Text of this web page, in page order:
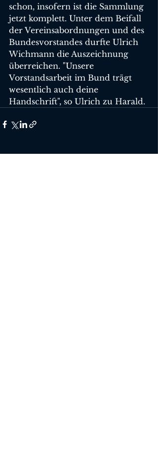
schon, insofern ist die Sammlung
jetzt komplett. Unter dem Beifall
der Vereinsabordnungen und des
Bundesvorstandes durfte Ulrich
Wichmann die Auszeichnung
überreichen. "Unsere
Vorstandsarbeit im Bund trägt
wesentlich auch deine
Handschrift", so Ulrich zu Harald.